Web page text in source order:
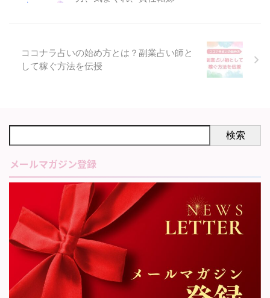
ココナラ占いの始め方とは？副業占い師と
して稼ぐ方法を伝授
検索
メールマガジン登録